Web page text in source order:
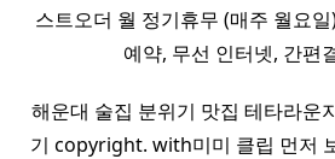
스트오더 월 정기휴무 (매주 월요
예약, 무선 인터넷, 간편
해운대 술집 분위기 맛집 테타라운
기 copyright. with미미 클립 먼저